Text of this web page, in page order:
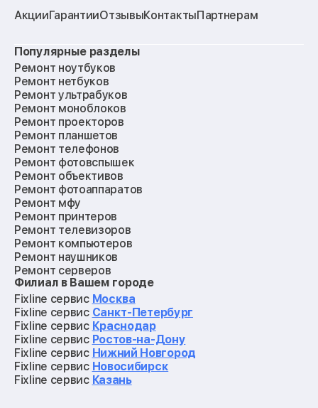
АкцииГарантииОтзывыКонтактыПартнерам
Популярные разделы
Ремонт ноутбуков
Ремонт нетбуков
Ремонт ультрабуков
Ремонт моноблоков
Ремонт проекторов
Ремонт планшетов
Ремонт телефонов
Ремонт фотовспышек
Ремонт объективов
Ремонт фотоаппаратов
Ремонт мфу
Ремонт принтеров
Ремонт телевизоров
Ремонт компьютеров
Ремонт наушников
Ремонт серверов
Ремонт мониторов
Ремонт квадрокоптеров
Ремонт электросамокатов
Ремонт материнских плат
Ремонт видеокарт
Ремонт кофемашин
Ремонт vr систем
Ремонт игровых приставок
Филиал в Вашем городе
Fixline сервис Москва
Fixline сервис Санкт-Петербург
Fixline сервис Краснодар
Fixline сервис Ростов-на-Дону
Fixline сервис Нижний Новгород
Fixline сервис Новосибирск
Fixline сервис Казань